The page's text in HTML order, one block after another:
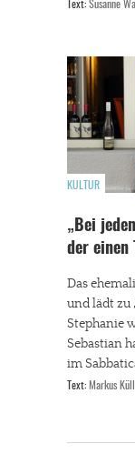
Text: Susanne
KULTUR
„Bei
der einen
Das
und lädt zu
Stephanie
Sebastian
im
Text: Markus Küll